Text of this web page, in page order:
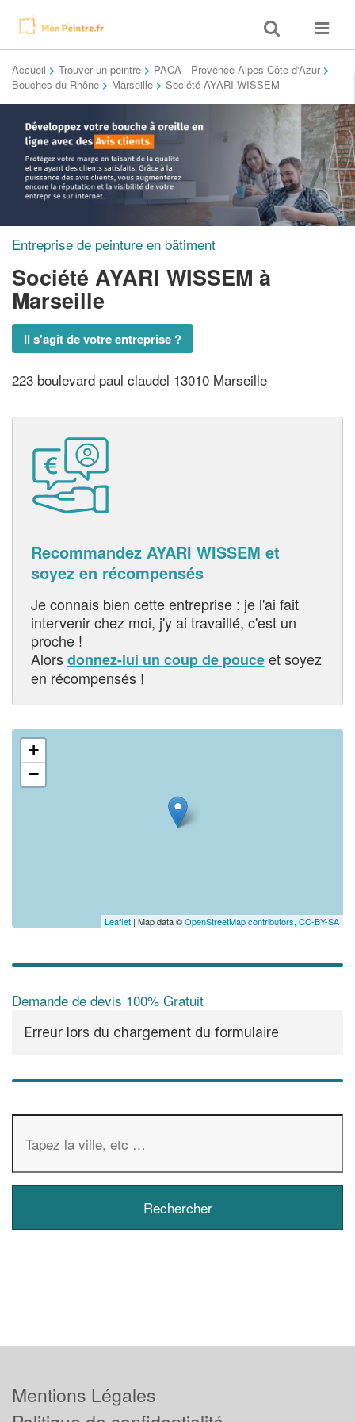
Toggle
search
Toggle
Accueil > Trouver un peintre > PACA - Provence Alpes Côte d'Azur >
Bouches-du-Rhône > Marseille > Société AYARI WISSEM
Entreprise de peinture en bâtiment
Société AYARI WISSEM à
Marseille
Il s'agit de votre entreprise ?
223 boulevard paul claudel 13010 Marseille
Recommandez AYARI WISSEM et
soyez en récompensés
Je connais bien cette entreprise : je l'ai fait
intervenir chez moi, j'y ai travaillé, c'est un
proche !
Alorsdonnez-lui un coup de pouceet soyez
en récompensés !
+
−
Leaflet | Map data ©OpenStreetMap contributors, CC-BY-SA
Demande de devis 100% Gratuit
Erreur lors du chargement du formulaire
Mentions Légales